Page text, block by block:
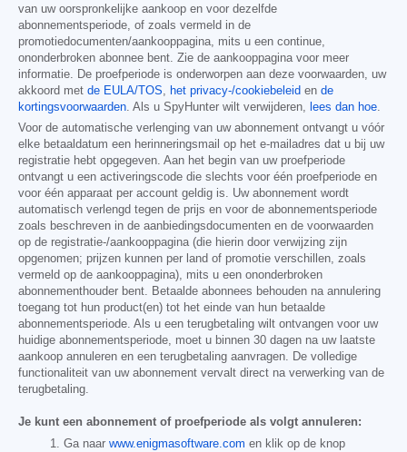
van uw oorspronkelijke aankoop en voor dezelfde
abonnementsperiode, of zoals vermeld in de
promotiedocumenten/aankooppagina, mits u een continue,
ononderbroken abonnee bent. Zie de aankooppagina voor meer
informatie. De proefperiode is onderworpen aan deze voorwaarden, uw
akkoord met de EULA/TOS, het privacy-/cookiebeleid en de
kortingsvoorwaarden. Als u SpyHunter wilt verwijderen, lees dan hoe.
Voor de automatische verlenging van uw abonnement ontvangt u vóór
elke betaaldatum een herinneringsmail op het e-mailadres dat u bij uw
registratie hebt opgegeven. Aan het begin van uw proefperiode
ontvangt u een activeringscode die slechts voor één proefperiode en
voor één apparaat per account geldig is. Uw abonnement wordt
automatisch verlengd tegen de prijs en voor de abonnementsperiode
zoals beschreven in de aanbiedingsdocumenten en de voorwaarden
op de registratie-/aankooppagina (die hierin door verwijzing zijn
opgenomen; prijzen kunnen per land of promotie verschillen, zoals
vermeld op de aankooppagina), mits u een ononderbroken
abonnementhouder bent. Betaalde abonnees behouden na annulering
toegang tot hun product(en) tot het einde van hun betaalde
abonnementsperiode. Als u een terugbetaling wilt ontvangen voor uw
huidige abonnementsperiode, moet u binnen 30 dagen na uw laatste
aankoop annuleren en een terugbetaling aanvragen. De volledige
functionaliteit van uw abonnement vervalt direct na verwerking van de
terugbetaling.
Je kunt een abonnement of proefperiode als volgt annuleren:
Ga naar www.enigmasoftware.com en klik op de knop